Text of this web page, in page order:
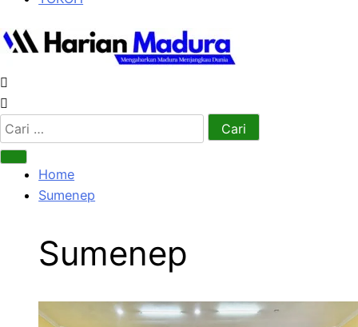
Cari
untuk:
Home
Sumenep
Sumenep